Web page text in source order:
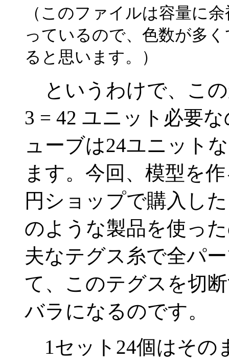
（このファイルは容量に
っているので、色数が多
ると思います。）
というわけで、こ
3 = 42 ユニット必要
ューブは24ユニット
ます。今回、模型を
円ショップで購入し
のような製品を使っ
夫なテグス糸で全パ
て、このテグスを切
バラになるのです。
1セット24個はその